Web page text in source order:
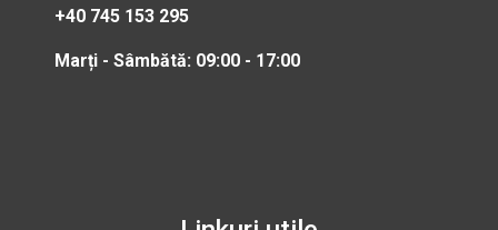
+40 745 153 295
Marți - Sâmbătă: 09:00 - 17:00